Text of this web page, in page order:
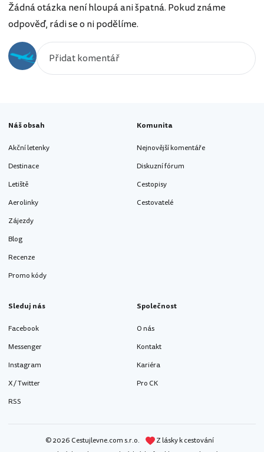
Žádná otázka není hloupá ani špatná. Pokud známe
odpověď, rádi se o ni podělíme.
Náš obsah
Akční letenky
Destinace
Letiště
Aerolinky
Zájezdy
Blog
Recenze
Promo kódy
Komunita
Nejnovější komentáře
Diskuzní fórum
Cestopisy
Cestovatelé
Sleduj nás
Facebook
Messenger
Instagram
X / Twitter
RSS
Společnost
O nás
Kontakt
Kariéra
Pro CK
© 2026 Cestujlevne.com s.r.o.
Z lásky k cestování